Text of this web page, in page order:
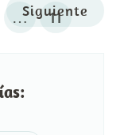
… 11
Siguiente